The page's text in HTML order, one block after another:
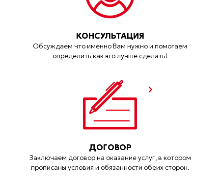
КОНСУЛЬТАЦИЯ
Обсуждаем что именно Вам нужно и помогаем
определить как это лучше сделать!
ДОГОВОР
Заключаем договор на оказание услуг, в котором
прописаны условия и обязанности обеих сторон.